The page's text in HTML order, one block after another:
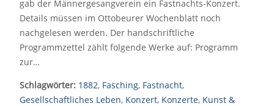
gab der Männergesangverein ein Fastnachts-Konzert.
Details müssen im Ottobeurer Wochenblatt noch
nachgelesen werden. Der handschriftliche
Programmzettel zählt folgende Werke auf: Programm
zur…
Schlagwörter: 1882, Fasching, Fastnacht,
Gesellschaftliches Leben, Konzert, Konzerte, Kunst &